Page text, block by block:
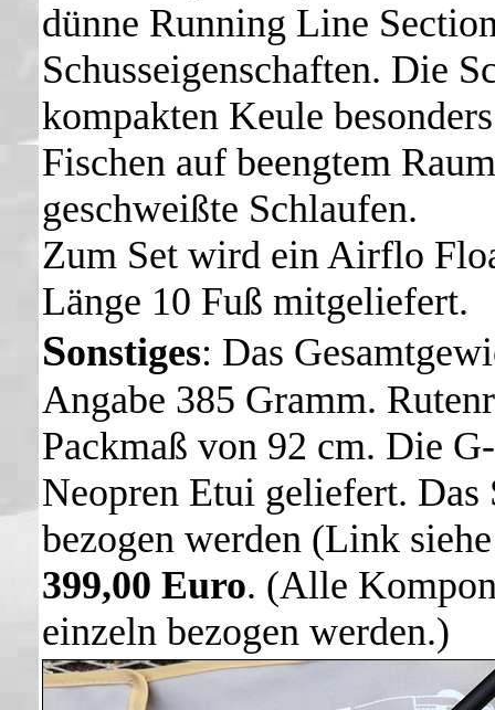
dünne Running Line
Schusseigenschaften. Die
kompakten Keule
Fischen auf beengtem
geschweißte Schlaufen.
Zum Set wird ein Airflo
Länge 10 Fuß mitgeliefert.
Sonstiges: Das
Angabe 385 Gramm.
Packmaß von 92 cm. Die
Neopren Etui geliefert.
bezogen werden (Link
399,00 Euro. (Alle
einzeln bezogen werden.)